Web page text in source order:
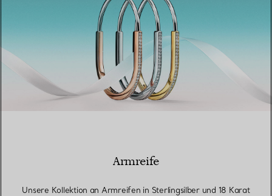
Armreife
Unsere Kollektion an Armreifen in Sterlingsilber und 18 Karat